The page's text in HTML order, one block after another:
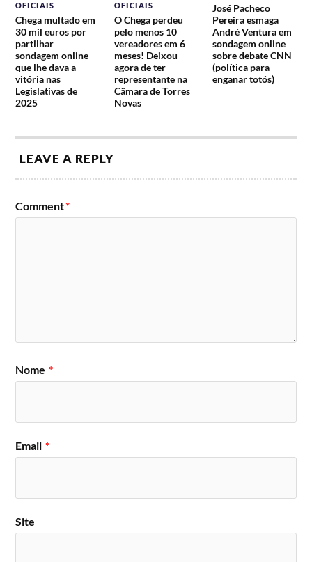
OFICIAIS
Chega multado em
30 mil euros por
partilhar
sondagem online
que lhe dava a
vitória nas
Legislativas de
2025
OFICIAIS
O Chega perdeu
pelo menos 10
vereadores em 6
meses! Deixou
agora de ter
representante na
Câmara de Torres
Novas
José Pacheco
Pereira esmaga
André Ventura em
sondagem online
sobre debate CNN
(política para
enganar totós)
LEAVE A REPLY
Comment*
Nome *
Email *
Site